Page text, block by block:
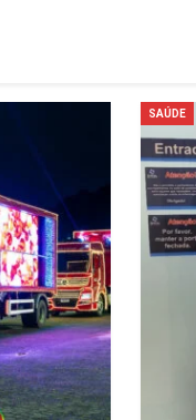
SAÚDE